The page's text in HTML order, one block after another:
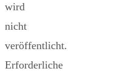
wird
nicht
veröffentlicht.
Erforderliche